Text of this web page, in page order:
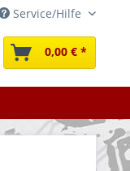
Service/Hilfe
0,00 € *